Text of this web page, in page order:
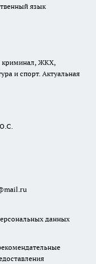
язык
криминал, ЖКХ,
и спорт. Актуальная
данных